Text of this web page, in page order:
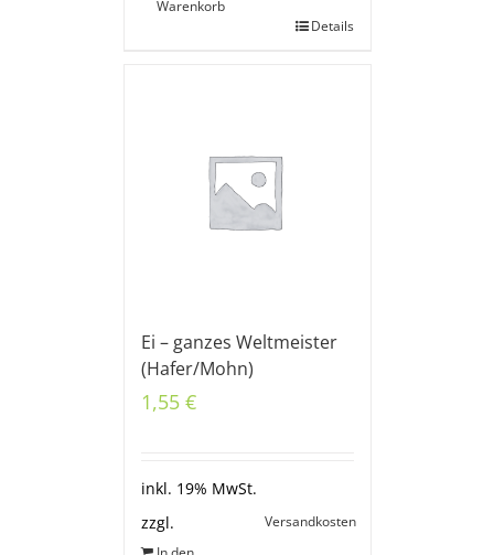
Warenkorb
Details
Ei – ganzes Weltmeister
(Hafer/Mohn)
1,55 €
inkl. 19% MwSt.
zzgl.
Versandkosten